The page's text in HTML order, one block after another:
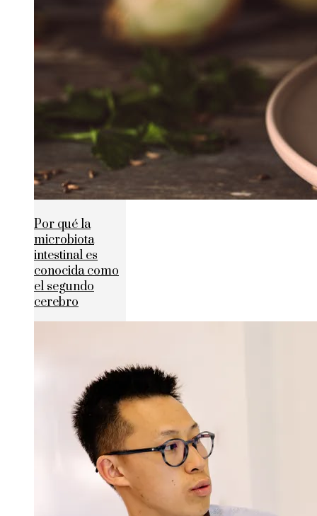
Por qué la
microbiota
intestinal es
conocida como
el segundo
cerebro